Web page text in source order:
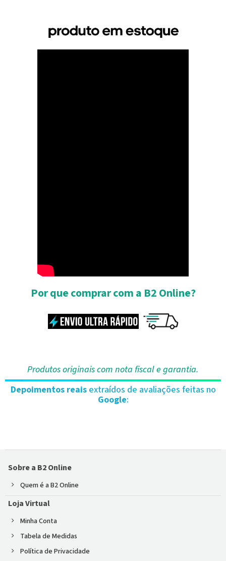
Por que comprar com a B2 Online?
Produtos originais com nota fiscal e garantia.
Depoimentos reaisextraídos de avaliações feitas no
Google:
Sobre a B2 Online
Quem é a B2 Online
Loja Virtual
Minha Conta
Tabela de Medidas
Política de Privacidade